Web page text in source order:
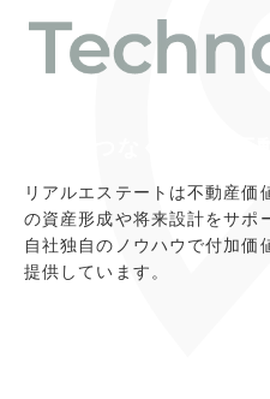
リアルエステートは不動産価
の資産形成や将来設計をサポ
自社独自のノウハウで付加価
提供しています。